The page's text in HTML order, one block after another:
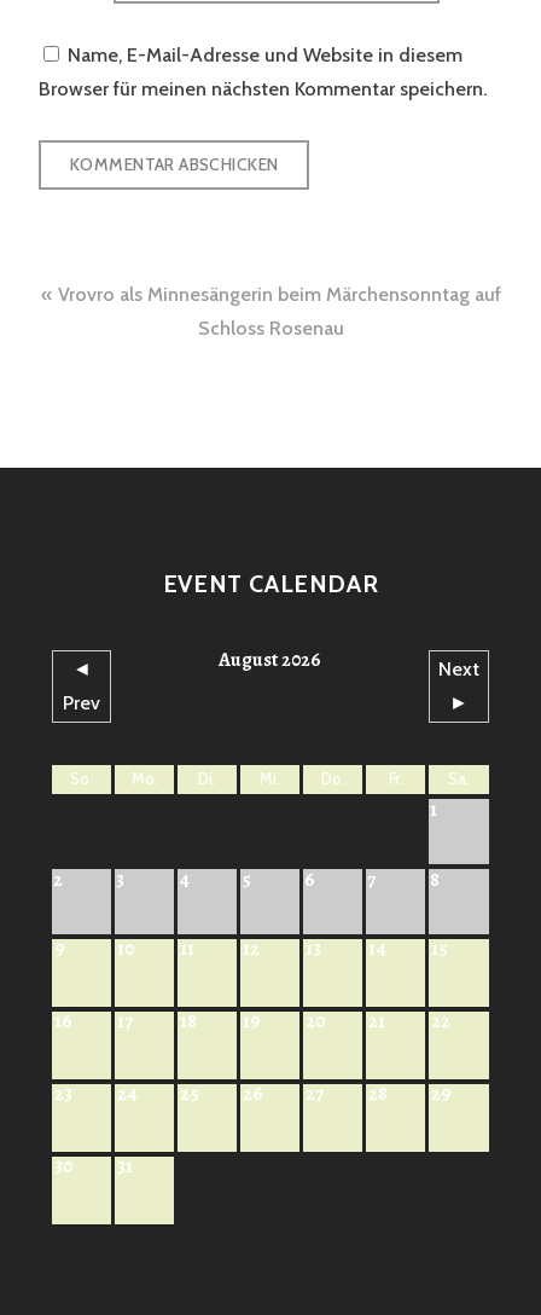
Name, E-Mail-Adresse und Website in diesem
Browser für meinen nächsten Kommentar speichern.
Beitragsnavigation
Vrovro als Minnesängerin beim Märchensonntag auf
Schloss Rosenau
EVENT CALENDAR
◄
Prev
August 2026
Next
►
So. Mo. Di. Mi. Do. Fr. Sa.
1
2 3 4 5 6 7 8
9 10 11 12 13 14 15
16 17 18 19 20 21 22
23 24 25 26 27 28 29
30 31